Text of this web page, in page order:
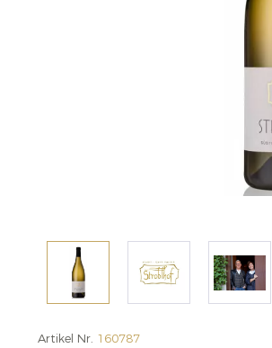
Artikel Nr. 160787